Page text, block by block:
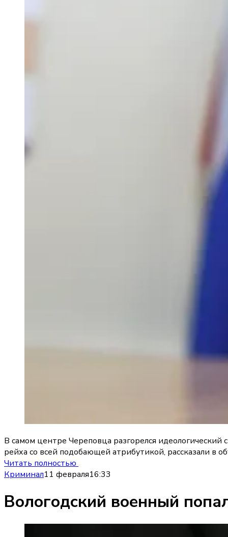
В самом центре Череповца разгорелся
рейха со всей подобающей атрибутикой, рассказали в
Читать полностью
Криминал11 февраля16:33
Вологодский военный